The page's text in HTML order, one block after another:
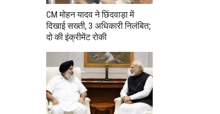
CM मोहन यादव ने छिंदवाड़ा में
दिखाई सख्ती, 3 अधिकारी निलंबित;
दो की इंक्रीमेंट रोकी